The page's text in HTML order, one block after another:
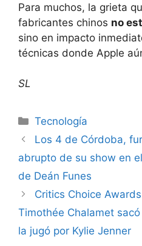
Para muchos, la grieta
fabricantes chinos no
sino en impacto
técnicas donde Apple
SL
Tecnología
Los 4 de Córdoba,
abrupto de su show en
de Deán Funes
Critics Choice
Timothée Chalamet
la jugó por Kylie Jenner